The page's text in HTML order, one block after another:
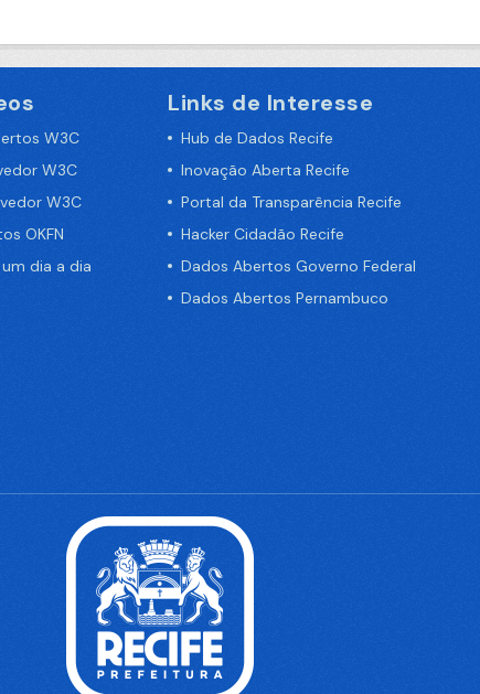
W3C
W3C
W3C
OKFN
dia a dia
Links de Interesse
Hub de Dados Recife
Inovação Aberta Recife
Portal da Transparência Recife
Hacker Cidadão Recife
Dados Abertos Governo Federal
Dados Abertos Pernambuco